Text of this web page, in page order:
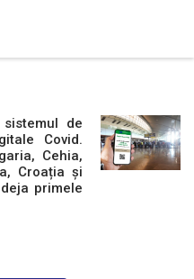
de
Covid.
Cehia,
Croația și
primele